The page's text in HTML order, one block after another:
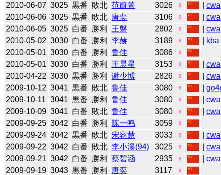
2010-06-07 3025 黒番 敗北 范蔚菁 3026 ♀ |cwa
2010-06-06 3025 黒番 敗北 唐奕 3106 ♀ |cwa
2010-06-05 3025 白番 勝利 王磐 2802 ♀ |cwa
2010-05-02 3030 白番 勝利 李赫 3189 ♀ kba
2010-05-01 3030 白番 勝利 鲁佳 3086
♀
2010-05-01 3030 白番 勝利 王晨星 3153 ♀ |cwa
2010-04-22 3030 黒番 勝利 谢少博 2826 ♀ |cwa
2009-10-12 3041 黒番 敗北 鲁佳 3080 ♀ |
2009-10-11 3041 黒番 勝利 鲁佳 3080 ♀ |cwa
2009-10-09 3041 白番 敗北 鲁佳 3080 ♀ |cwa
2009-09-25 3042 白番 勝利 陈一鸣 3059
♀
2009-09-24 3042 黒番 敗北 宋容慧 3033 ♀ |cwa
2009-09-22 3042 白番 敗北 李小溪(94) 3025 ♀ |cwa
2009-09-21 3042 白番 勝利 蔡碧涵 2935 ♀ |cwa
2009-09-19 3043 黒番 勝利 唐奕 3117
♀